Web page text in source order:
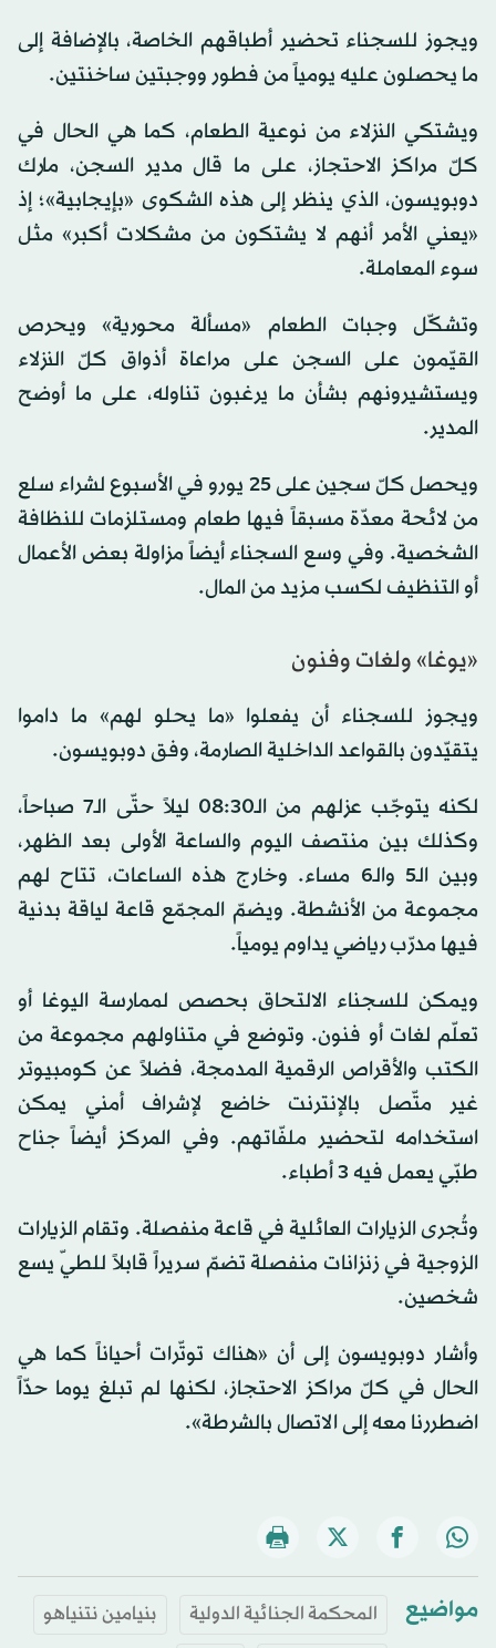
ويجوز للسجناء تحضير أطباقهم الخاصة، بالإضافة إلى
ما يحصلون عليه يومياً من فطور ووجبتين ساخنتين.
ويشتكي النزلاء من نوعية الطعام، كما هي الحال في
كلّ مراكز الاحتجاز، على ما قال مدير السجن، مارك
دوبويسون، الذي ينظر إلى هذه الشكوى «بإيجابية»؛ إذ
«يعني الأمر أنهم لا يشتكون من مشكلات أكبر» مثل
سوء المعاملة.
وتشكّل وجبات الطعام «مسألة محورية» ويحرص
القيّمون على السجن على مراعاة أذواق كلّ النزلاء
ويستشيرونهم بشأن ما يرغبون تناوله، على ما أوضح
المدير.
ويحصل كلّ سجين على 25 يورو في الأسبوع لشراء سلع
من لائحة معدّة مسبقاً فيها طعام ومستلزمات للنظافة
الشخصية. وفي وسع السجناء أيضاً مزاولة بعض الأعمال
أو التنظيف لكسب مزيد من المال.
«يوغا» ولغات وفنون
ويجوز للسجناء أن يفعلوا «ما يحلو لهم» ما داموا
يتقيّدون بالقواعد الداخلية الصارمة، وفق دوبويسون.
لكنه يتوجّب عزلهم من الـ08:30 ليلاً حتّى الـ7 صباحاً،
وكذلك بين منتصف اليوم والساعة الأولى بعد الظهر،
وبين الـ5 والـ6 مساء. وخارج هذه الساعات، تتاح لهم
مجموعة من الأنشطة. ويضمّ المجمّع قاعة لياقة بدنية
فيها مدرّب رياضي يداوم يومياً.
ويمكن للسجناء الالتحاق بحصص لممارسة اليوغا أو
تعلّم لغات أو فنون. وتوضع في متناولهم مجموعة من
الكتب والأقراص الرقمية المدمجة، فضلاً عن كومبيوتر
غير متّصل بالإنترنت خاضع لإشراف أمني يمكن
استخدامه لتحضير ملفّاتهم. وفي المركز أيضاً جناح
طبّي يعمل فيه 3 أطباء.
وتُجرى الزيارات العائلية في قاعة منفصلة. وتقام الزيارات
الزوجية في زنزانات منفصلة تضمّ سريراً قابلاً للطيّ يسع
شخصين.
وأشار دوبويسون إلى أن «هناك توتّرات أحياناً كما هي
الحال في كلّ مراكز الاحتجاز، لكنها لم تبلغ يوما حدّاً
اضطررنا معه إلى الاتصال بالشرطة».
مواضيع المحكمة الجنائية الدولية
بنيامين نتنياهو